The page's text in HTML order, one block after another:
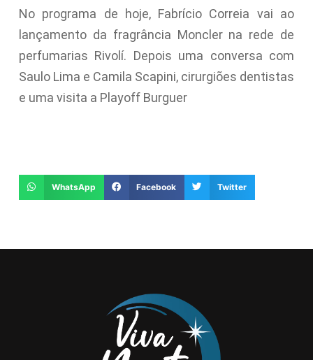
No programa de hoje, Fabrício Correia vai ao
lançamento da fragrância Moncler na rede de
perfumarias Rivolí. Depois uma conversa com
Saulo Lima e Camila Scapini, cirurgiões dentistas
e uma visita a Playoff Burguer
WhatsApp Facebook Twitter